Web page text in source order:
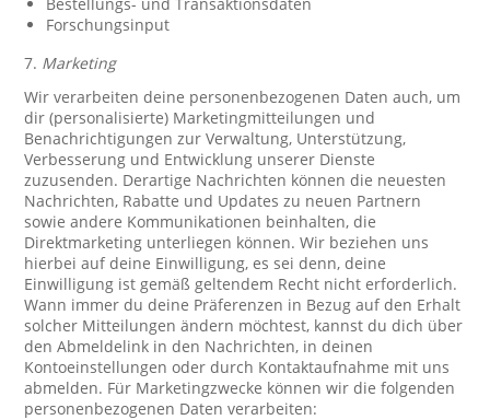
Forschungsinput
7. Marketing
Wir verarbeiten deine personenbezogenen Daten auch, um
dir (personalisierte) Marketingmitteilungen und
Benachrichtigungen zur Verwaltung, Unterstützung,
Verbesserung und Entwicklung unserer Dienste
zuzusenden. Derartige Nachrichten können die neuesten
Nachrichten, Rabatte und Updates zu neuen Partnern
sowie andere Kommunikationen beinhalten, die
Direktmarketing unterliegen können. Wir beziehen uns
hierbei auf deine Einwilligung, es sei denn, deine
Einwilligung ist gemäß geltendem Recht nicht erforderlich.
Wann immer du deine Präferenzen in Bezug auf den Erhalt
solcher Mitteilungen ändern möchtest, kannst du dich über
den Abmeldelink in den Nachrichten, in deinen
Kontoeinstellungen oder durch Kontaktaufnahme mit uns
abmelden. Für Marketingzwecke können wir die folgenden
personenbezogenen Daten verarbeiten: